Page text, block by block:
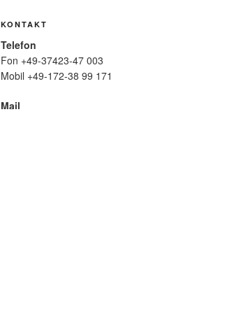
KONTAKT
Telefon
Fon +49-37423-47 003
Mobil +49-172-38 99 171
Mail